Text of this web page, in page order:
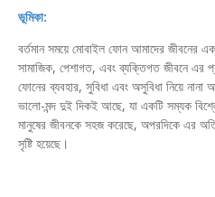
ভূমিকা:
বর্তমান সময়ে মোবাইল ফোন আমাদের জীবনের
সামাজিক, পেশাগত, এবং ব্যক্তিগত জীবনে এর
ফোনের ব্যবহার, সুবিধা এবং অসুবিধা নিয়ে
ভালো-মন্দ দুই দিকই আছে, যা একটি সম্যক
মানুষের জীবনকে সহজ করেছে, অপরদিকে এর
সৃষ্টি হয়েছে।